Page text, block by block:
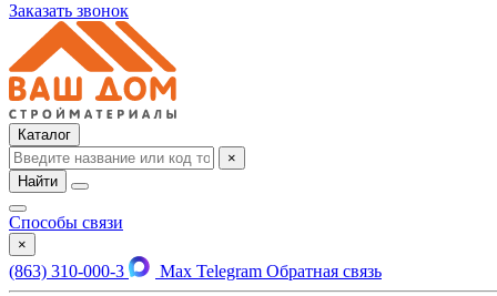
Заказать звонок
Каталог
×
Найти
Способы связи
×
(863) 310-000-3 Max Telegram Обратная связь